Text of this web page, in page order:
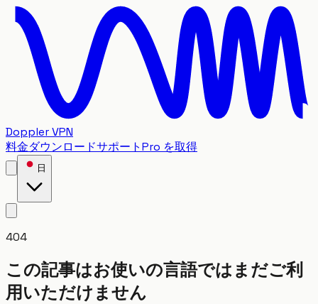
Doppler VPN
料金ダウンロードサポートPro を取得
日
404
この記事はお使いの言語ではまだご利
用いただけません